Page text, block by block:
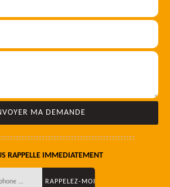
RAPPELLE IMMEDIATEMENT